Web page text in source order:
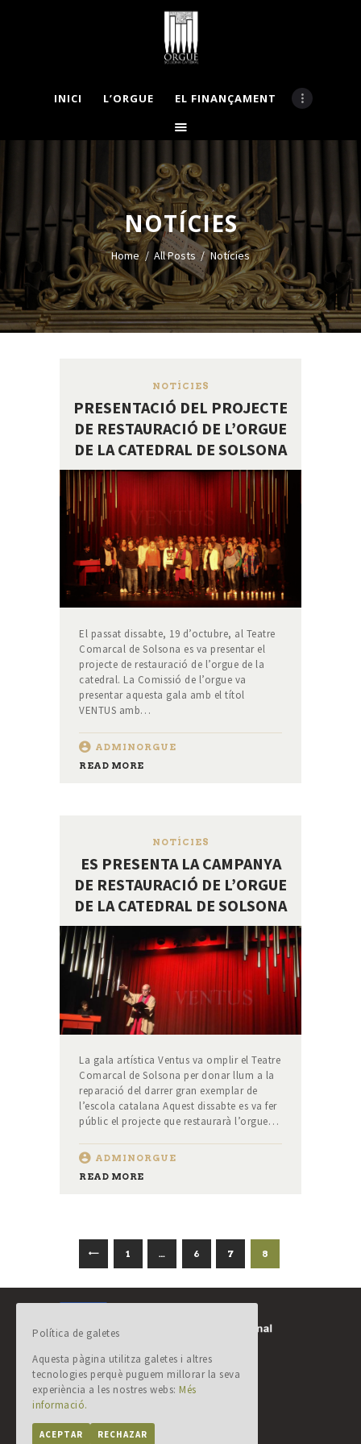
INICI L’ORGUE EL FINANÇAMENT
NOTÍCIES
Home All Posts Notícies
INICI
APADRINA
LA COMISSIÓ
BASES CONCURS
MECENES
NOTÍCIES
GALERIA
CONTACTE
NOTÍCIES
PRESENTACIÓ DEL PROJECTE
DE RESTAURACIÓ DE L’ORGUE
DE LA CATEDRAL DE SOLSONA
El passat dissabte, 19 d’octubre, al Teatre
Comarcal de Solsona es va presentar el
projecte de restauració de l’orgue de la
catedral. La Comissió de l’orgue va
presentar aquesta gala amb el títol
VENTUS amb…
ADMINORGUE
READ MORE
NOTÍCIES
ES PRESENTA LA CAMPANYA
DE RESTAURACIÓ DE L’ORGUE
DE LA CATEDRAL DE SOLSONA
La gala artística Ventus va omplir el Teatre
Comarcal de Solsona per donar llum a la
reparació del darrer gran exemplar de
l’escola catalana Aquest dissabte es va fer
públic el projecte que restaurarà l’orgue…
ADMINORGUE
READ MORE
NAVEGACIÓ
PAGE
1 … PAGE
6 PAGE
7 PAGE
8
Plaça Palau, 1
25280 Solsona (Lleida)
orguesolsona@gmail.com
Política de galetes
Aquesta pàgina utilitza galetes i altres
tecnologies perquè puguem millorar la seva
experiència a les nostres webs: Més
informació.
ACEPTAR RECHAZAR